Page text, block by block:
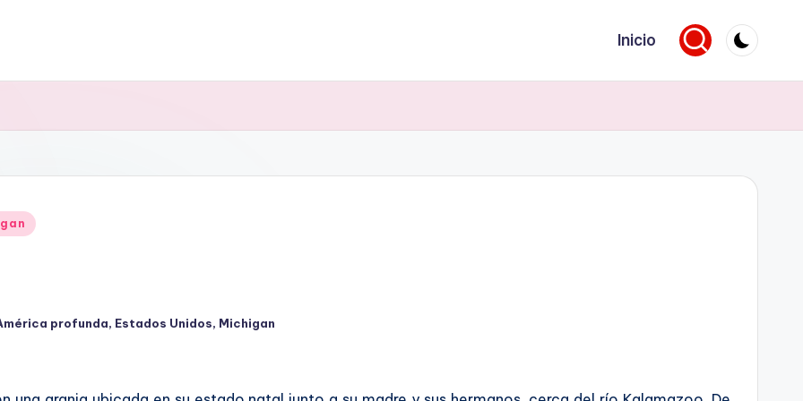
Inicio
profunda, Estados Unidos, Michigan